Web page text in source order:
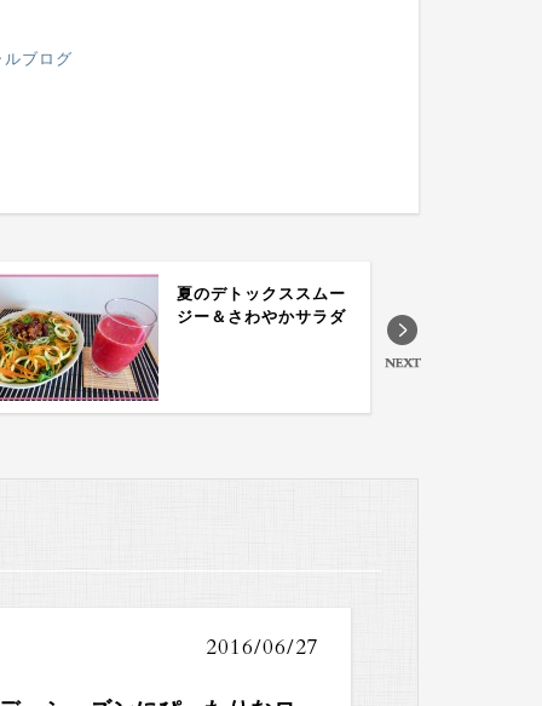
ルブログ
夏のデトックススムー
ジー＆さわやかサラダ
2016/06/27